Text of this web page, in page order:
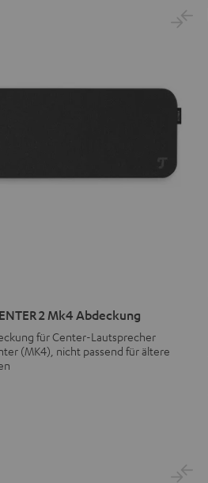
2 Mk4 Abdeckung
für Center-Lautsprecher
(MK4), nicht passend für ältere